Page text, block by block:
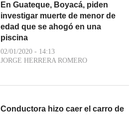
En Guateque, Boyacá, piden
investigar muerte de menor de
edad que se ahogó en una
piscina
02/01/2020 - 14:13
JORGE HERRERA ROMERO
Conductora hizo caer el carro de